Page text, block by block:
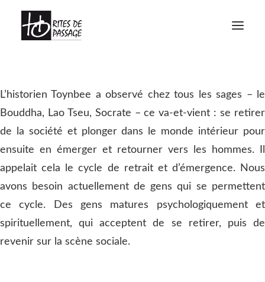
ATELIERS
MEDIAGRAPHIE
CALENDRIER
CONTACT
L’historien Toynbee a observé chez tous les sages – le
Bouddha, Lao Tseu, Socrate – ce va-et-vient : se retirer
de la société et plonger dans le monde intérieur pour
ensuite en émerger et retourner vers les hommes. Il
appelait cela le cycle de retrait et d’émergence. Nous
avons besoin actuellement de gens qui se permettent
ce cycle. Des gens matures psychologiquement et
spirituellement, qui acceptent de se retirer, puis de
revenir sur la scène sociale.